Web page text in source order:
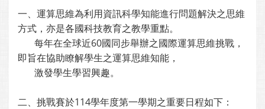
一、運算思維為利用資訊科學知能進行問題解決之思維
方式，亦是各國科技教育之教學重點。
每年在全球近60國同步舉辦之國際運算思維挑戰，
即旨在協助瞭解學生之運算思維知能，
激發學生學習興趣。
二、挑戰賽於114學年度第一學期之重要日程如下：